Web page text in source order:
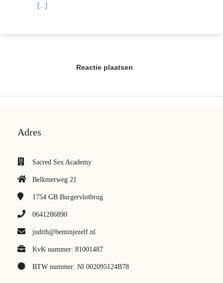
[...]
Reactie plaatsen
Adres
Sacred Sex Academy
Belkmerweg 21
1754 GB Burgervlotbrug
0641286890
judith@beminjezelf.nl
KvK nummer: 81001487
BTW nummer: Nl 002095124B78